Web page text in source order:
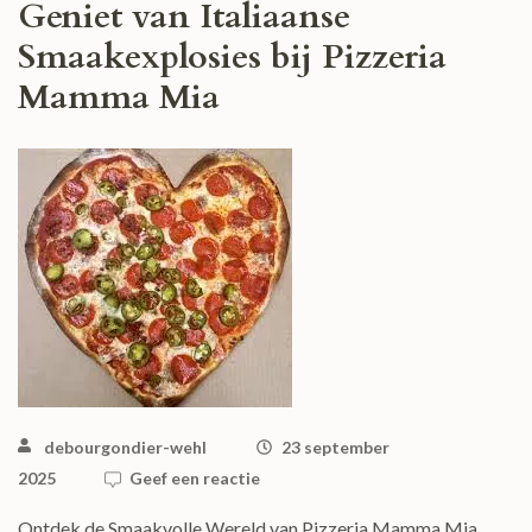
Geniet van Italiaanse
Smaakexplosies bij Pizzeria
Mamma Mia
debourgondier-wehl
23 september
2025
Geef een reactie